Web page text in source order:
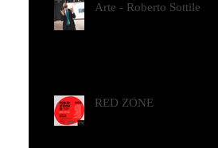
Arte - Roberto Sottile
RED ZONE